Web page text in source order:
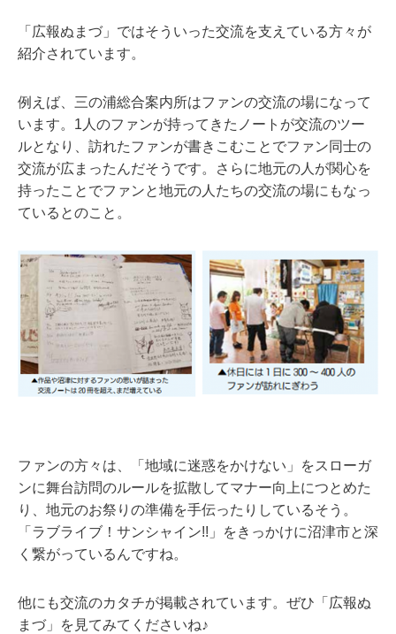
「広報ぬまづ」ではそういった交流を支えている方々が
紹介されています。
例えば、三の浦総合案内所はファンの交流の場になって
います。1人のファンが持ってきたノートが交流のツー
ルとなり、訪れたファンが書きこむことでファン同士の
交流が広まったんだそうです。さらに地元の人が関心を
持ったことでファンと地元の人たちの交流の場にもなっ
ているとのこと。
ファンの方々は、「地域に迷惑をかけない」をスローガ
ンに舞台訪問のルールを拡散してマナー向上につとめた
り、地元のお祭りの準備を手伝ったりしているそう。
「ラブライブ！サンシャイン!!」をきっかけに沼津市と深
く繋がっているんですね。
他にも交流のカタチが掲載されています。ぜひ「広報ぬ
まづ」を見てみてくださいね♪